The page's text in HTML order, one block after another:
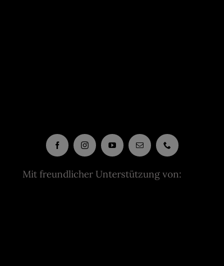
Mit freundlicher Unterstützung von: